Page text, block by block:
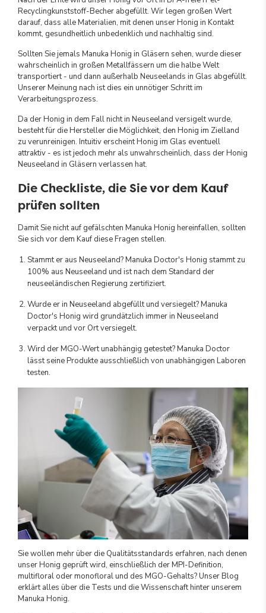
Recyclingkunststoff-Becher abgefüllt. Wir legen großen Wert
darauf, dass alle Materialien, mit denen unser Honig in Kontakt
kommt, gesundheitlich unbedenklich und nachhaltig sind.
Sollten Sie jemals Manuka Honig in Gläsern sehen, wurde dieser
wahrscheinlich in großen Metallfässern um die halbe Welt
transportiert - und dann außerhalb Neuseelands in Glas abgefüllt.
Unserer Meinung nach ist dies ein unnötiger Schritt im
Verarbeitungsprozess.
Da der Honig in dem Fall nicht in Neuseeland versigelt wurde,
besteht für die Hersteller die Möglichkeit, den Honig im Zielland
zu verunreinigen. Intuitiv erscheint Honig im Glas eventuell
attraktiv - es ist jedoch mehr als unwahrscheinlich, dass der Honig
Neuseeland in Gläsern verlassen hat.
Die Checkliste, die Sie vor dem Kauf
prüfen sollten
Damit Sie nicht auf gefälschten Manuka Honig hereinfallen, sollten
Sie sich vor dem Kauf diese Fragen stellen.
Stammt er aus Neuseeland? Manuka Doctor's Honig stammt zu
100% aus Neuseeland und ist nach dem Standard der
neuseeländischen Regierung zertifiziert.
Wurde er in Neuseeland abgefüllt und versiegelt? Manuka
Doctor's Honig wird grundätzlich immer in Neuseeland
verpackt und vor Ort versiegelt.
Wird der MGO-Wert unabhängig getestet? Manuka Doctor
lässt seine Produkte ausschließlich von unabhängigen Laboren
testen.
Sie wollen mehr über die Qualitätsstandards erfahren, nach denen
unser Honig geprüft wird, einschließlich der MPI-Definition,
multifloral oder monofloral und des MGO-Gehalts? Unser Blog
erklärt alles über die Tests und die Wissenschaft hinter unserem
Manuka Honig.